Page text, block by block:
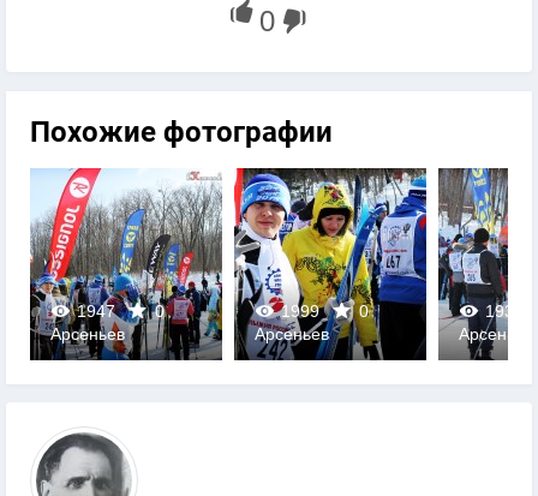
Похожие фотографии
1947
0
0
Арсеньев
1999
0
0
Арсеньев
1937
0
Арсеньев